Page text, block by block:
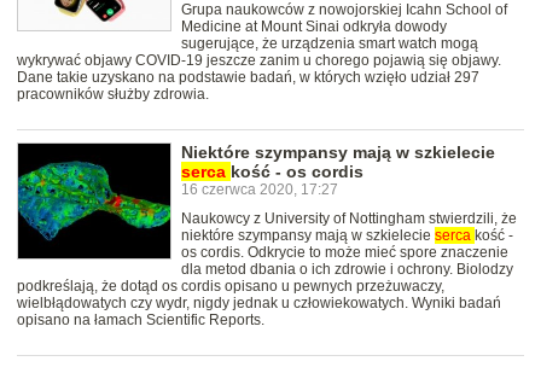
Grupa naukowców z nowojorskiej Icahn School of
Medicine at Mount Sinai odkryła dowody
sugerujące, że urządzenia smart watch mogą
wykrywać objawy COVID-19 jeszcze zanim u chorego pojawią się objawy.
Dane takie uzyskano na podstawie badań, w których wzięło udział 297
pracowników służby zdrowia.
Niektóre szympansy mają w szkielecie
serca kość - os cordis
16 czerwca 2020, 17:27
Naukowcy z University of Nottingham stwierdzili, że
niektóre szympansy mają w szkielecie serca kość -
os cordis. Odkrycie to może mieć spore znaczenie
dla metod dbania o ich zdrowie i ochrony. Biolodzy
podkreślają, że dotąd os cordis opisano u pewnych przeżuwaczy,
wielbłądowatych czy wydr, nigdy jednak u człowiekowatych. Wyniki badań
opisano na łamach Scientific Reports.